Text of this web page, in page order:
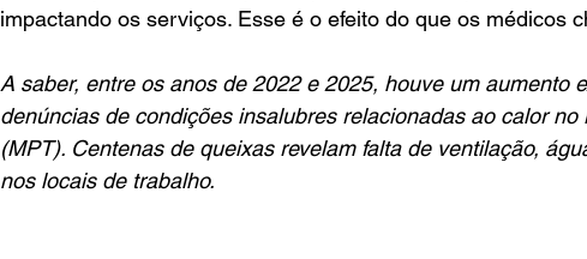
impactando os serviços. Esse é o efeito do que os médicos
A saber, entre os anos de 2022 e 2025, houve um aumento
denúncias de condições insalubres relacionadas ao calor
(MPT). Centenas de queixas revelam falta de ventilação,
nos locais de trabalho.